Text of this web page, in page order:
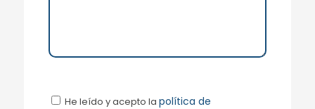
He leído y acepto la política de